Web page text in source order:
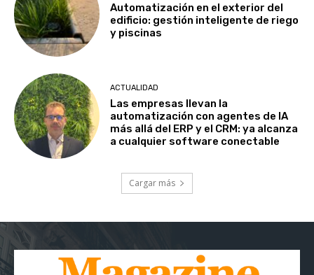
Automatización en el exterior del
edificio: gestión inteligente de riego
y piscinas
ACTUALIDAD
Las empresas llevan la
automatización con agentes de IA
más allá del ERP y el CRM: ya alcanza
a cualquier software conectable
Cargar más